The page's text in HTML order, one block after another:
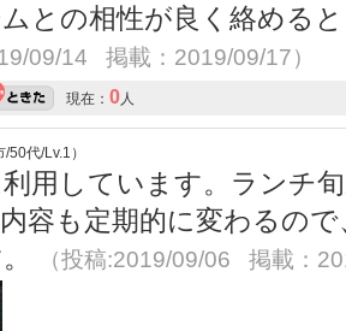
との相性が良く絡める
09/14 掲載：2019/09/17）
現在： 0 人
代/Lv.1）
用しています。ランチ
容も定期的に変わるの
（投稿:2019/09/06 掲載：